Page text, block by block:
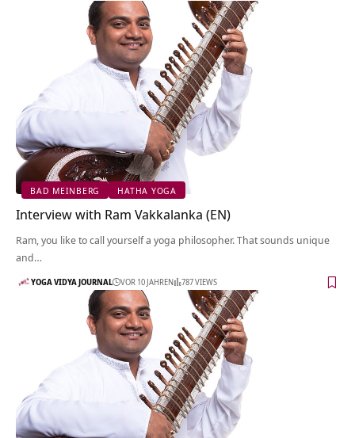
BAD MEINBERG HATHA YOGA
Interview with Ram Vakkalanka (EN)
Ram, you like to call yourself a yoga philosopher. That sounds unique
and…
YOGA VIDYA JOURNAL VOR 10 JAHREN 787 VIEWS